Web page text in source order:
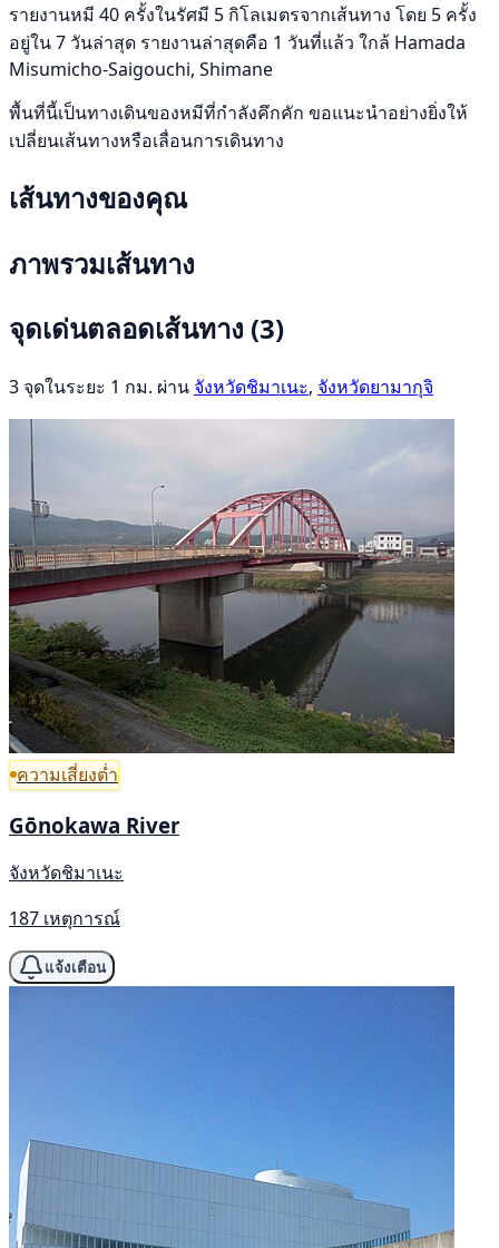
รายงานหมี 40 ครั้งในรัศมี 5 กิโลเมตรจากเส้นทาง โดย 5 ครั้ง
อยู่ใน 7 วันล่าสุด รายงานล่าสุดคือ 1 วันที่แล้ว ใกล้ Hamada
Misumicho-Saigouchi, Shimane
พื้นที่นี้เป็นทางเดินของหมีที่กำลังคึกคัก ขอแนะนำอย่างยิ่งให้
เปลี่ยนเส้นทางหรือเลื่อนการเดินทาง
เส้นทางของคุณ
ภาพรวมเส้นทาง
จุดเด่นตลอดเส้นทาง (3)
3 จุดในระยะ 1 กม. ผ่าน จังหวัดชิมาเนะ, จังหวัดยามากุจิ
ความเสี่ยงต่ำ
Gōnokawa River
จังหวัดชิมาเนะ
187 เหตุการณ์
แจ้งเตือน